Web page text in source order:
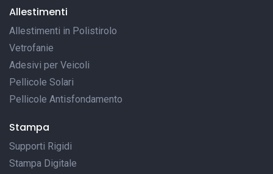
Allestimenti
Allestimenti in Polistirolo
Vetrofanie
Adesivi per Veicoli
Pellicole Solari
Pellicole Antisfondamento
Stampa
Supporti Rigidi
Stampa Digitale